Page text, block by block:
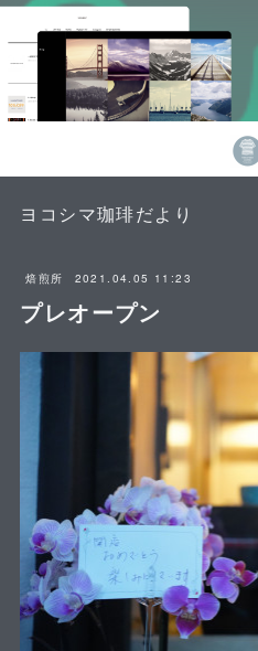
ヨコシマ珈琲だより
焙煎所 2021.04.05 11:23
プレオープン